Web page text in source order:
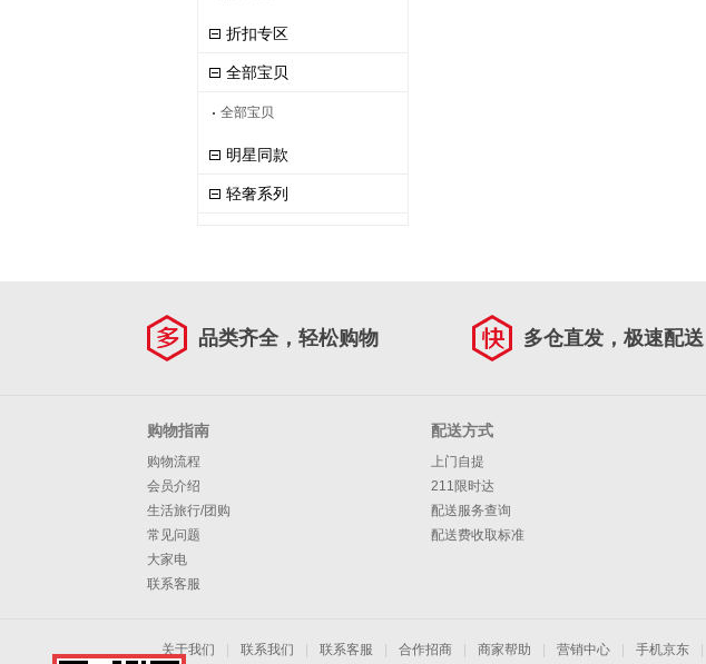
折扣专区
全部宝贝
全部宝贝
明星同款
轻奢系列
品类齐全，轻松购物 多仓直发，极速配送
购物指南
购物流程
会员介绍
生活旅行/团购
常见问题
大家电
联系客服
配送方式
上门自提
211限时达
配送服务查询
配送费收取标准
关于我们 联系我们 联系客服 合作招商 商家帮助 营销中心 手机京东